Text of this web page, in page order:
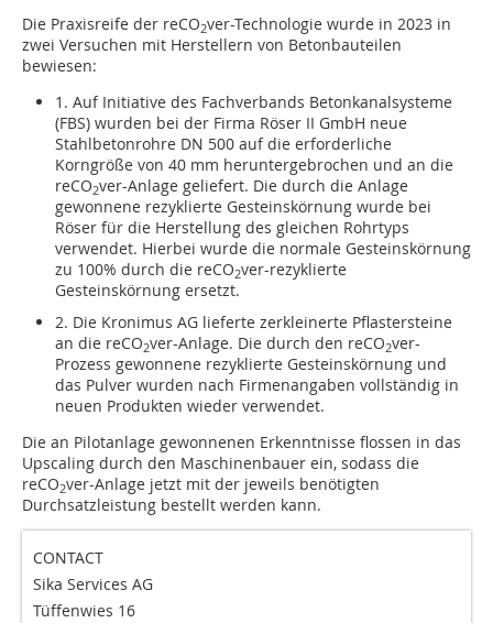
Die Praxisreife der reCO2ver-Technologie wurde in 2023 in
zwei Versuchen mit Herstellern von Betonbauteilen
bewiesen:
1. Auf Initiative des Fachverbands Betonkanalsysteme
(FBS) wurden bei der Firma Röser II GmbH neue
Stahlbetonrohre DN 500 auf die erforderliche
Korngröße von 40 mm heruntergebrochen und an die
reCO2ver-Anlage geliefert. Die durch die Anlage
gewonnene rezyklierte Gesteinskörnung wurde bei
Röser für die Herstellung des gleichen Rohrtyps
verwendet. Hierbei wurde die normale Gesteinskörnung
zu 100% durch die reCO2ver-rezyklierte
Gesteinskörnung ersetzt.
2. Die Kronimus AG lieferte zerkleinerte Pflastersteine
an die reCO2ver-Anlage. Die durch den reCO2ver-
Prozess gewonnene rezyklierte Gesteinskörnung und
das Pulver wurden nach Firmenangaben vollständig in
neuen Produkten wieder verwendet.
Die an Pilotanlage gewonnenen Erkenntnisse flossen in das
Upscaling durch den Maschinenbauer ein, sodass die
reCO2ver-Anlage jetzt mit der jeweils benötigten
Durchsatzleistung bestellt werden kann.
CONTACT
Sika Services AG
Tüffenwies 16